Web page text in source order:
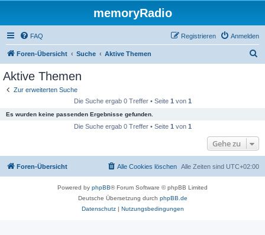
memoryRadio
FAQ Anmelden
Registrieren
Foren-Übersicht Suche Aktive Themen
Aktive Themen
Zur erweiterten Suche
Die Suche ergab 0 Treffer • Seite 1 von 1
Es wurden keine passenden Ergebnisse gefunden.
Die Suche ergab 0 Treffer • Seite 1 von 1
Gehe zu
Foren-Übersicht Alle Zeiten sind UTC+02:00
Alle Cookies löschen
Powered by phpBB® Forum Software © phpBB Limited
Deutsche Übersetzung durch phpBB.de
Datenschutz| Nutzungsbedingungen